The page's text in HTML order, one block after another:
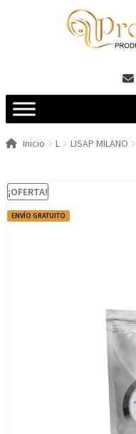
Inicio L LISAP MILANO
¡OFERTA!
ENVÍO GRATUITO